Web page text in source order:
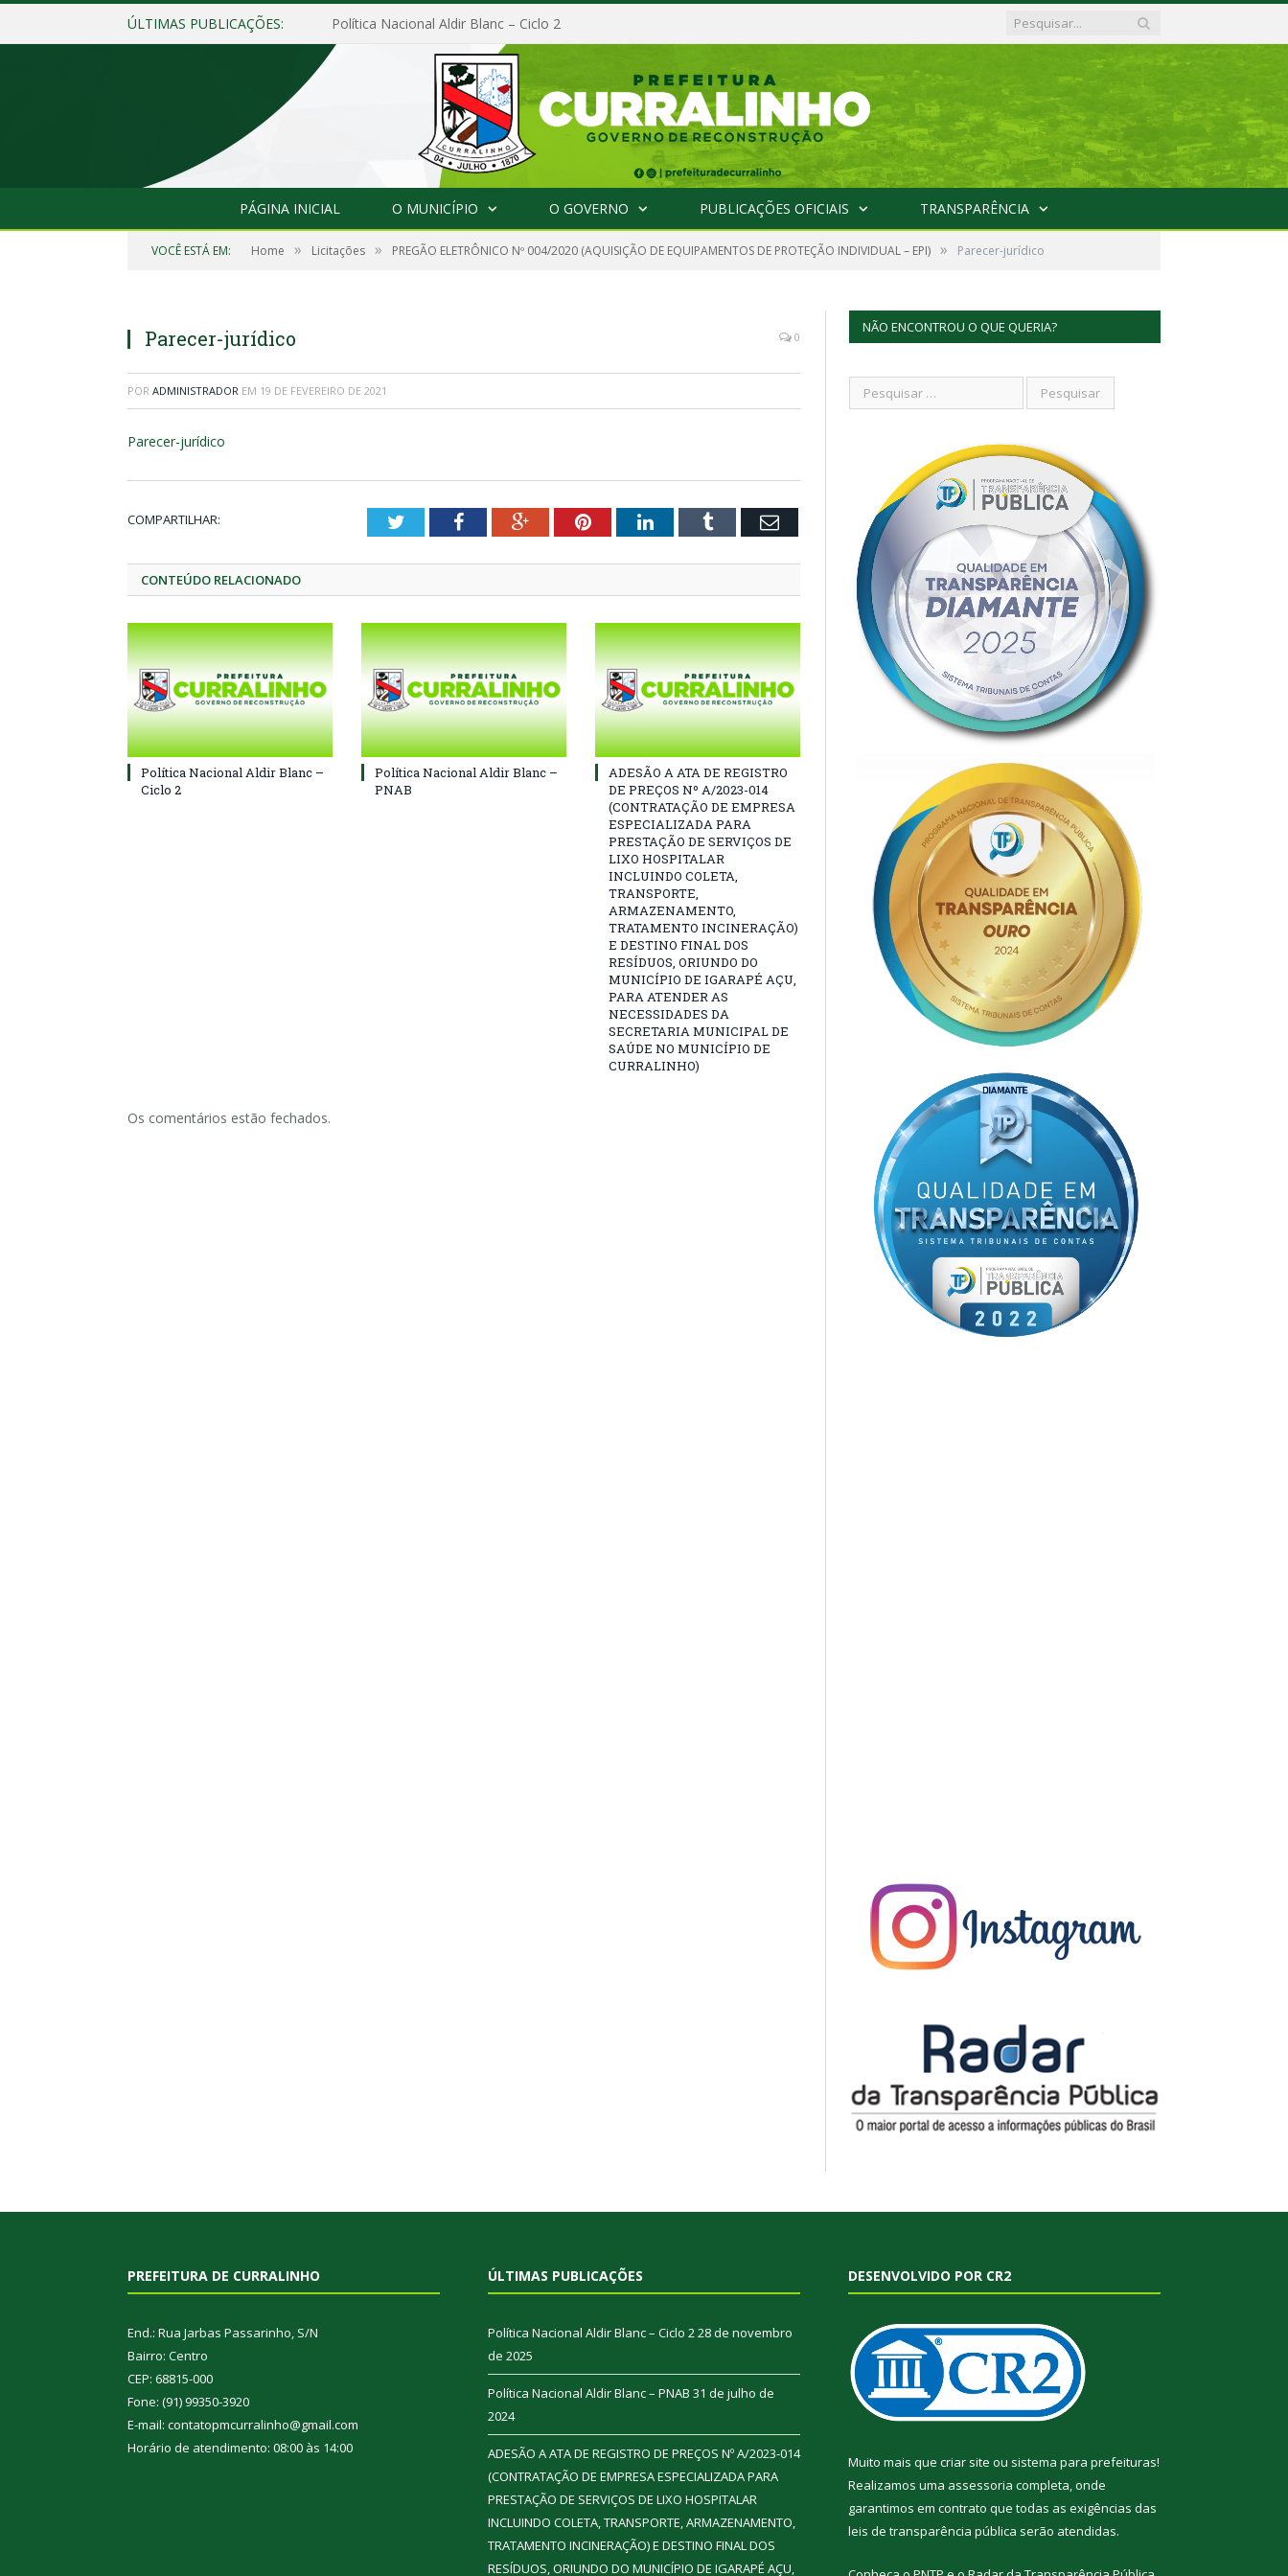
ÚLTIMAS PUBLICAÇÕES: Política Nacional Aldir Blanc – Ciclo 2
PÁGINA INICIAL O MUNICÍPIO O GOVERNO PUBLICAÇÕES OFICIAIS TRANSPARÊNCIA
VOCÊ ESTÁ EM: Home » Licitações » PREGÃO ELETRÔNICO Nº 004/2020 (AQUISIÇÃO DE EQUIPAMENTOS DE PROTEÇÃO INDIVIDUAL – EPI) » Parecer-jurídico
Parecer-jurídico 0
POR ADMINISTRADOR EM 19 DE FEVEREIRO DE 2021
Parecer-jurídico
COMPARTILHAR: TwitterFacebookGoogle+PinterestLinkedInTumblr Email
CONTEÚDO RELACIONADO
Política Nacional Aldir Blanc –
Ciclo 2
Política Nacional Aldir Blanc –
PNAB
ADESÃO A ATA DE REGISTRO
DE PREÇOS Nº A/2023-014
(CONTRATAÇÃO DE EMPRESA
ESPECIALIZADA PARA
PRESTAÇÃO DE SERVIÇOS DE
LIXO HOSPITALAR
INCLUINDO COLETA,
TRANSPORTE,
ARMAZENAMENTO,
TRATAMENTO INCINERAÇÃO)
E DESTINO FINAL DOS
RESÍDUOS, ORIUNDO DO
MUNICÍPIO DE IGARAPÉ AÇU,
PARA ATENDER AS
NECESSIDADES DA
SECRETARIA MUNICIPAL DE
SAÚDE NO MUNICÍPIO DE
CURRALINHO)
Os comentários estão fechados.
NÃO ENCONTROU O QUE QUERIA?
PREFEITURA DE CURRALINHO
End.: Rua Jarbas Passarinho, S/N
Bairro: Centro
CEP: 68815-000
Fone: (91) 99350-3920
E-mail: contatopmcurralinho@gmail.com
Horário de atendimento: 08:00 às 14:00
ÚLTIMAS PUBLICAÇÕES
Política Nacional Aldir Blanc – Ciclo 228 de novembro
de 2025
Política Nacional Aldir Blanc – PNAB 31 de julho de
2024
ADESÃO A ATA DE REGISTRO DE PREÇOS Nº A/2023-014
(CONTRATAÇÃO DE EMPRESA ESPECIALIZADA PARA
PRESTAÇÃO DE SERVIÇOS DE LIXO HOSPITALAR
INCLUINDO COLETA, TRANSPORTE, ARMAZENAMENTO,
TRATAMENTO INCINERAÇÃO) E DESTINO FINAL DOS
RESÍDUOS, ORIUNDO DO MUNICÍPIO DE IGARAPÉ AÇU,
DESENVOLVIDO POR CR2
Muito mais que criar site ou sistema para prefeituras!
Realizamos uma assessoria completa, onde
garantimos em contrato que todas as exigências das
leis de transparência pública serão atendidas.